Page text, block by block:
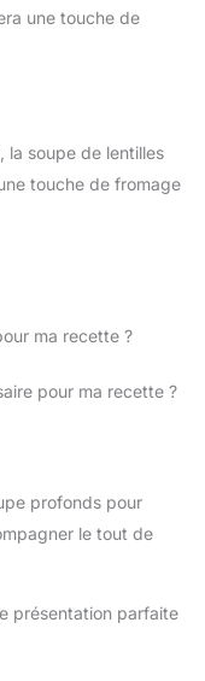
une touche de
la soupe de lentilles
touche de fromage
ma recette ?
pour ma recette ?
profonds pour
le tout de
présentation parfaite